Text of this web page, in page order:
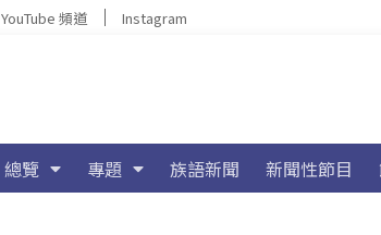
YouTube 頻道 Instagram
總覽 專題 族語新聞 新聞性節目